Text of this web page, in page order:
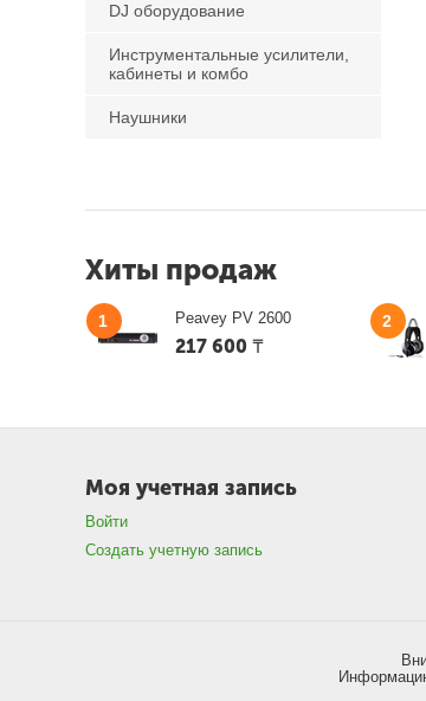
DJ оборудование
Инструментальные усилители,
кабинеты и комбо
Наушники
Хиты продаж
1 Peavey PV 2600
217 600 ₸
2
Моя учетная запись
Войти
Создать учетную запись